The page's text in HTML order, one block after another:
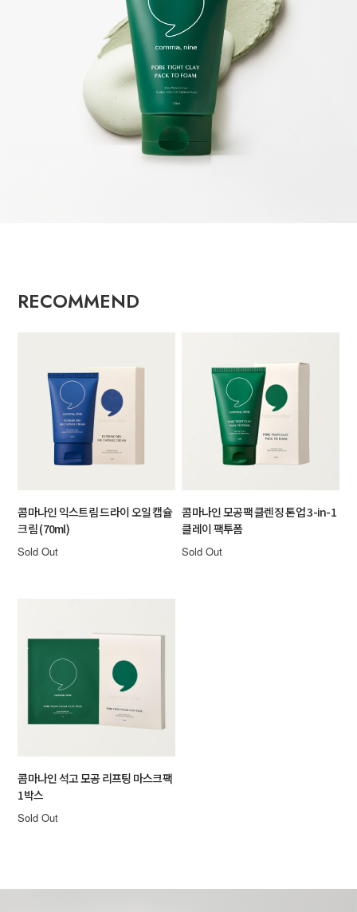
RECOMMEND
콤마나인 익스트림 드라이 오일 캡슐
크림 (70ml)
Sold Out
콤마나인 모공팩 클렌징 톤업 3-in-1
클레이 팩투폼
Sold Out
콤마나인 석고 모공 리프팅 마스크팩
1박스
Sold Out